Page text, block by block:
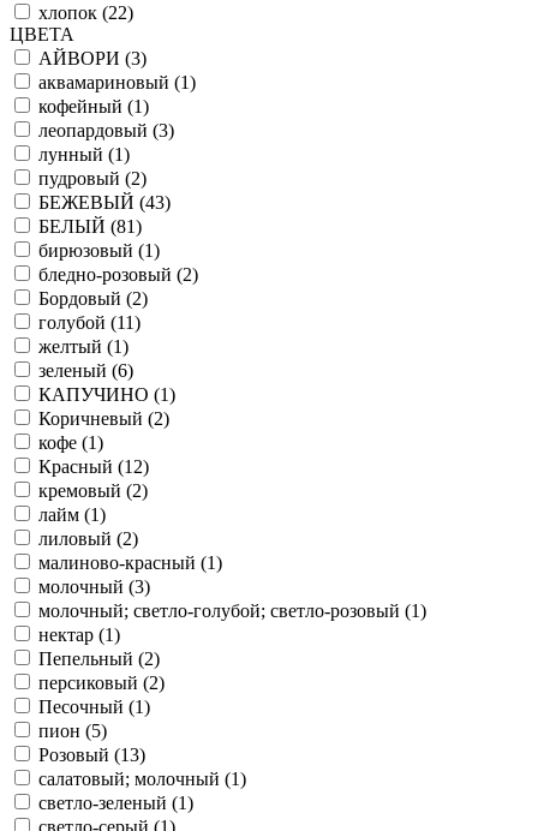
хлопок (22)
ЦВЕТА
АЙВОРИ (3)
аквамариновый (1)
кофейный (1)
леопардовый (3)
лунный (1)
пудровый (2)
БЕЖЕВЫЙ (43)
БЕЛЫЙ (81)
бирюзовый (1)
бледно-розовый (2)
Бордовый (2)
голубой (11)
желтый (1)
зеленый (6)
КАПУЧИНО (1)
Коричневый (2)
кофе (1)
Красный (12)
кремовый (2)
лайм (1)
лиловый (2)
малиново-красный (1)
молочный (3)
молочный; светло-голубой; светло-розовый (1)
нектар (1)
Пепельный (2)
персиковый (2)
Песочный (1)
пион (5)
Розовый (13)
салатовый; молочный (1)
светло-зеленый (1)
светло-серый (1)